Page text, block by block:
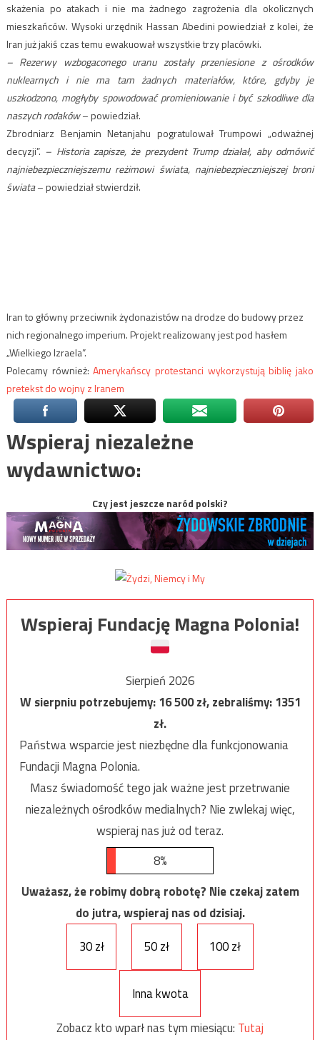
skażenia po atakach i nie ma żadnego zagrożenia dla okolicznych
mieszkańców. Wysoki urzędnik Hassan Abedini powiedział z kolei, że
Iran już jakiś czas temu ewakuował wszystkie trzy placówki.
– Rezerwy wzbogaconego uranu zostały przeniesione z ośrodków
nuklearnych i nie ma tam żadnych materiałów, które, gdyby je
uszkodzono, mogłyby spowodować promieniowanie i być szkodliwe dla
naszych rodaków– powiedział.
Zbrodniarz Benjamin Netanjahu pogratulował Trumpowi „odważnej
decyzji”. – Historia zapisze, że prezydent Trump działał, aby odmówić
najniebezpieczniejszemu reżimowi świata, najniebezpieczniejszej broni
świata– powiedział stwierdził.
Iran to główny przeciwnik żydonazistów na drodze do budowy przez
nich regionalnego imperium. Projekt realizowany jest pod hasłem
„Wielkiego Izraela”.
Polecamy również:Amerykańscy protestanci wykorzystują biblię jako
pretekst do wojny z Iranem
Wspieraj niezależne
wydawnictwo:
Czy jest jeszcze naród polski?
Wspieraj Fundację Magna Polonia!
Sierpień 2026
W sierpniu potrzebujemy:16 500zł, zebraliśmy:1351
zł.
Państwa wsparcie jest niezbędne dla funkcjonowania
Fundacji Magna Polonia.
Masz świadomość tego jak ważne jest przetrwanie
niezależnych ośrodków medialnych? Nie zwlekaj więc,
wspieraj nas już od teraz.
8%
Uważasz, że robimy dobrą robotę? Nie czekaj zatem
do jutra, wspieraj nas od dzisiaj.
30 zł
50 zł 100 zł
Inna kwota
Zobacz kto wparł nas tym miesiącu: Tutaj